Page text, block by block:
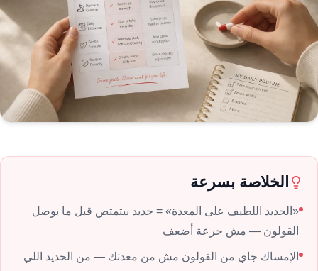
الخلاصة بسرعة
«الحديد اللطيف على المعدة» = حديد بيتمتص قبل ما يوصل
القولون — مش جرعة أضعف
الإمساك جاي من القولون مش من معدتك — من الحديد اللي